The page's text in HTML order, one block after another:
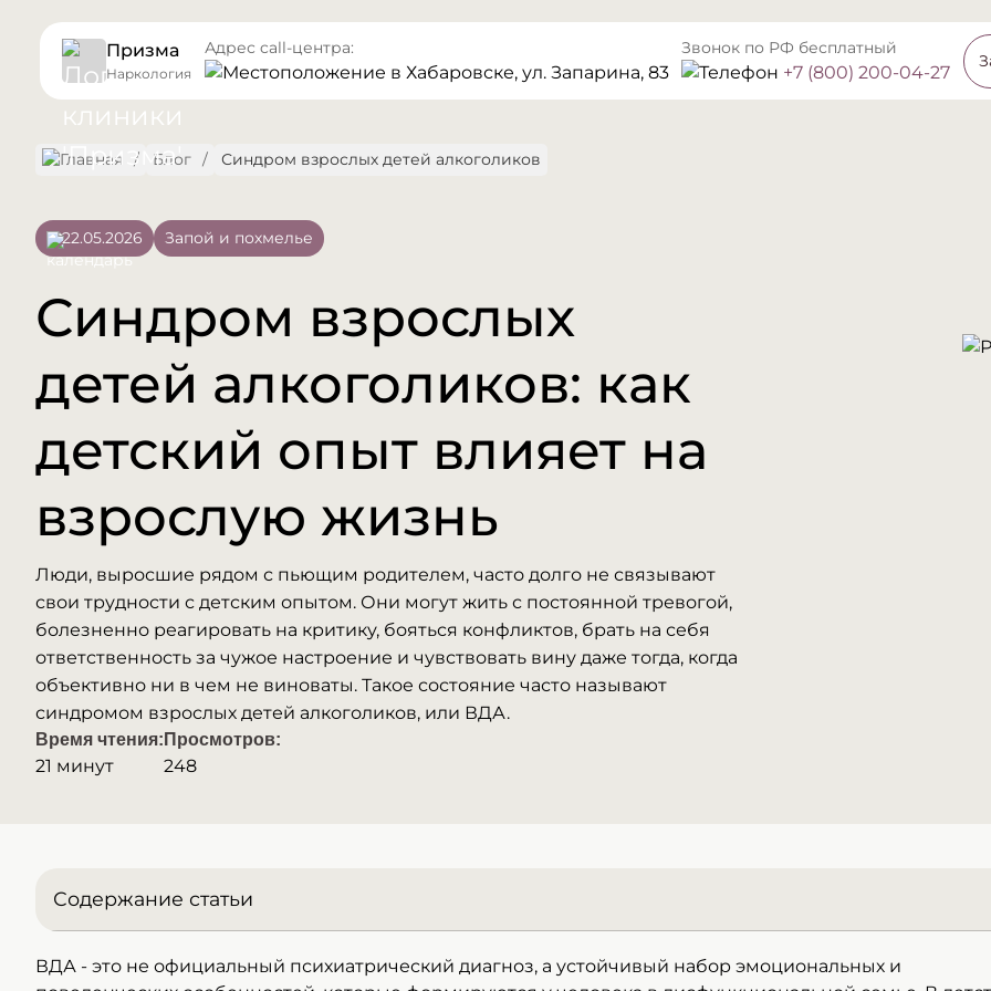
Призма
Наркология
Адрес call-центра:
в Хабаровске, ул. Запарина, 83
Звонок по РФ бесплатный
+7 (800) 200-04-27
Блог Синдром взрослых детей алкоголиков
22.05.2026 Запой и похмелье
Синдром взрослых
детей алкоголиков: как
детский опыт влияет на
взрослую жизнь
Люди, выросшие рядом с пьющим родителем, часто долго не связывают
свои трудности с детским опытом. Они могут жить с постоянной тревогой,
болезненно реагировать на критику, бояться конфликтов, брать на себя
ответственность за чужое настроение и чувствовать вину даже тогда, когда
объективно ни в чем не виноваты. Такое состояние часто называют
синдромом взрослых детей алкоголиков, или ВДА.
Время чтения:
21 минут
Просмотров:
248
Содержание статьи
>Что такое синдром ВДА
ВДА - это не официальный психиатрический диагноз, а устойчивый набор эмоциональных и